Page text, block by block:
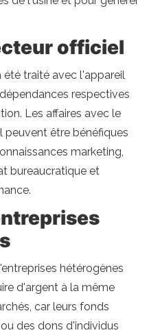
officiel
été traité avec l'appareil
respectives
Les affaires avec le
peuvent être bénéfiques
marketing,
bureaucratique et
hétérogènes
d'argent à la même
car leurs fonds
des dons d'individus